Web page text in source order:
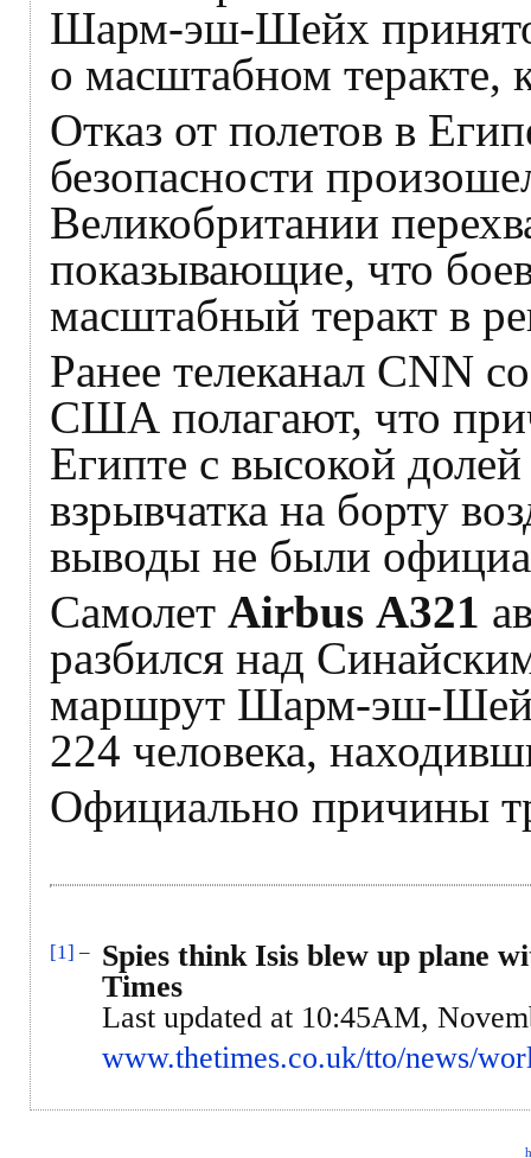
Шарм-эш-Шейх принято
о масштабном теракте,
Отказ от полетов в
безопасности
Великобритании
показывающие, что
масштабный теракт в
Ранее телеканал CNN
США полагают, что
Египте с высокой долей
взрывчатка на борту
выводы не были
Самолет Airbus А321
разбился над
маршрут Шарм-эш-
224 человека,
Официально причины
[1] – Spies think Isis blew up plane
Times
Last updated at 10:45AM,
www.thetimes.co.uk/tto/news/